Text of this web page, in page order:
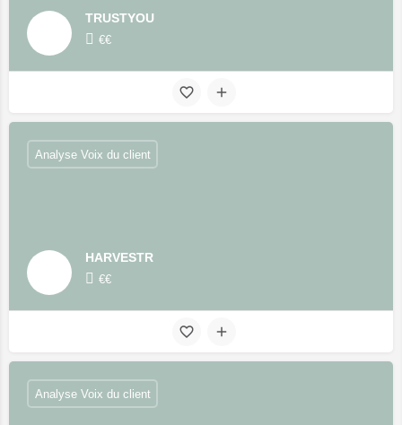
TRUSTYOU
€€
HARVESTR
€€
Analyse Voix du client
Analyse Voix du client